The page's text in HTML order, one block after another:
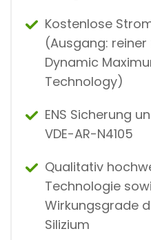
Kostenlose
(Ausgang: reiner
Dynamic
Technology)
ENS Sicherung
VDE-AR-N4105
Qualitativ
Technologie
Wirkungsgrade
Silizium